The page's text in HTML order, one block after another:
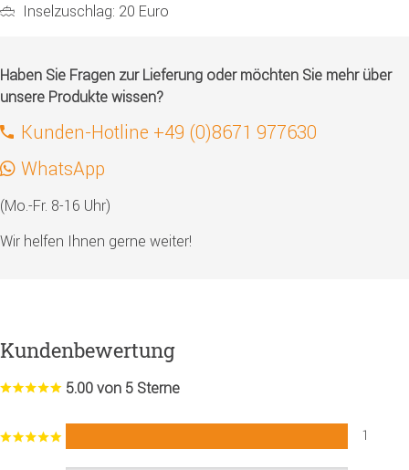
Inselzuschlag: 20 Euro
Haben Sie Fragen zur Lieferung oder möchten Sie mehr über
unsere Produkte wissen?
Kunden-Hotline +49 (0)8671 977630
WhatsApp
(Mo.-Fr. 8-16 Uhr)
Wir helfen Ihnen gerne weiter!
Kundenbewertung
5.00 von 5 Sterne
1